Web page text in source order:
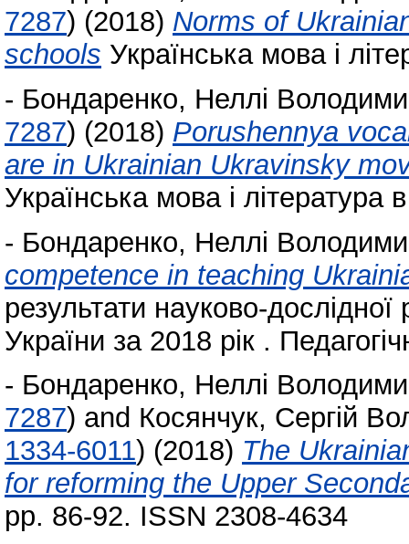
7287) (2018) Norms of
schools Українська мова і
- Бондаренко, Неллі
7287) (2018) Porushennya
are in Ukrainian Ukravinsky
Українська мова і
- Бондаренко, Неллі
competence in teaching
результати науково-
України за 2018 рік .
- Бондаренко, Неллі
7287) and Косянчук, Сергій
1334-6011) (2018) The
for reforming the Upper
pp. 86-92. ISSN 2308-4634